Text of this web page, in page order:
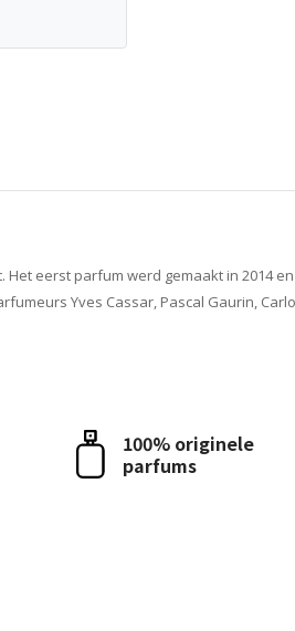
eerst parfum werd gemaakt in 2014
Yves Cassar, Pascal Gaurin,
100% originele
parfums